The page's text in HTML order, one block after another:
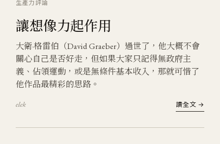
生產力 評論
讓想像力起作用
大衛·格雷伯（David Graeber）過世了，他大概不會
關心自己是否好走，但如果大家只記得無政府主
義、佔領運動，或是無條件基本收入，那就可惜了
他作品最精彩的思路。
elek 讀全文 →